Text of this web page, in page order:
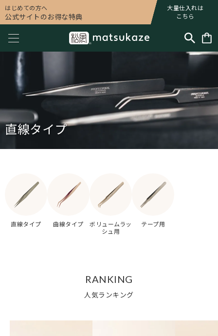
はじめての方へ
公式サイトのお得な特典
大量仕入れは
こちら
直線タイプ
直線タイプ 曲線タイプ
ボリュームラッ
シュ用
テープ用
RANKING
人気ランキング